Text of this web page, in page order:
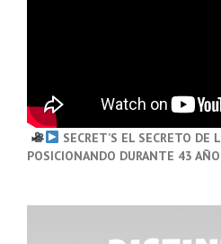
SECRET’S EL SECRETO DE
POSICIONANDO DURANTE 43